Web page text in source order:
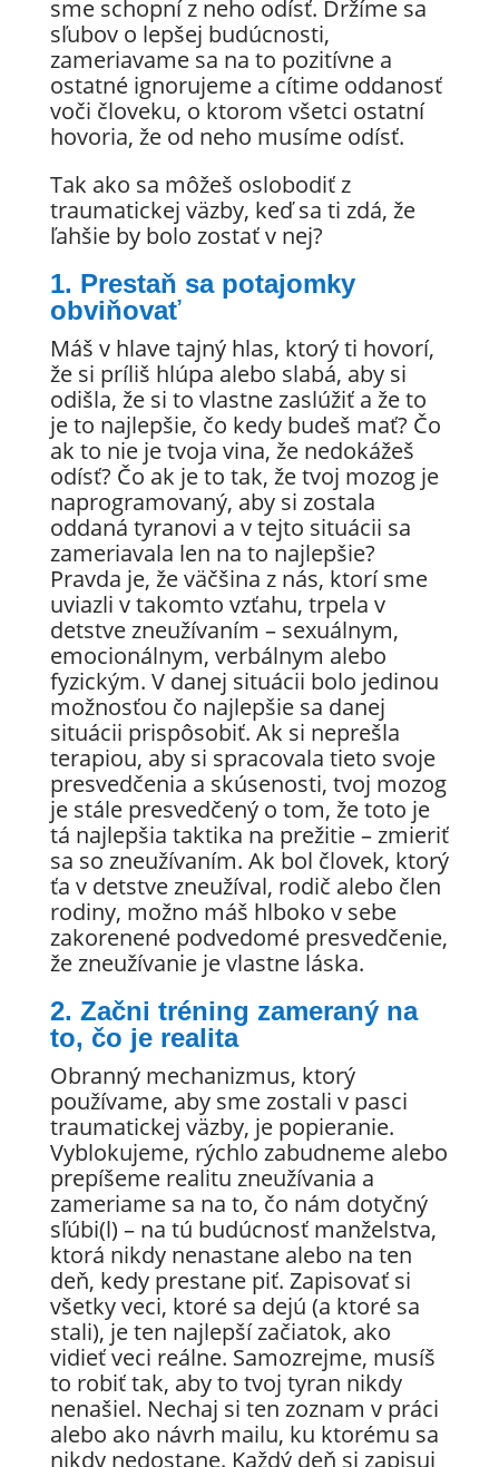
sme schopní z neho odísť. Držíme sa
sľubov o lepšej budúcnosti,
zameriavame sa na to pozitívne a
ostatné ignorujeme a cítime oddanosť
voči človeku, o ktorom všetci ostatní
hovoria, že od neho musíme odísť.
Tak ako sa môžeš oslobodiť z
traumatickej väzby, keď sa ti zdá, že
ľahšie by bolo zostať v nej?
1. Prestaň sa potajomky
obviňovať
Máš v hlave tajný hlas, ktorý ti hovorí,
že si príliš hlúpa alebo slabá, aby si
odišla, že si to vlastne zaslúžiť a že to
je to najlepšie, čo kedy budeš mať? Čo
ak to nie je tvoja vina, že nedokážeš
odísť? Čo ak je to tak, že tvoj mozog je
naprogramovaný, aby si zostala
oddaná tyranovi a v tejto situácii sa
zameriavala len na to najlepšie?
Pravda je, že väčšina z nás, ktorí sme
uviazli v takomto vzťahu, trpela v
detstve zneužívaním – sexuálnym,
emocionálnym, verbálnym alebo
fyzickým. V danej situácii bolo jedinou
možnosťou čo najlepšie sa danej
situácii prispôsobiť. Ak si neprešla
terapiou, aby si spracovala tieto svoje
presvedčenia a skúsenosti, tvoj mozog
je stále presvedčený o tom, že toto je
tá najlepšia taktika na prežitie – zmieriť
sa so zneužívaním. Ak bol človek, ktorý
ťa v detstve zneužíval, rodič alebo člen
rodiny, možno máš hlboko v sebe
zakorenené podvedomé presvedčenie,
že zneužívanie je vlastne láska.
2. Začni tréning zameraný na
to, čo je realita
Obranný mechanizmus, ktorý
používame, aby sme zostali v pasci
traumatickej väzby, je popieranie.
Vyblokujeme, rýchlo zabudneme alebo
prepíšeme realitu zneužívania a
zameriame sa na to, čo nám dotyčný
sľúbi(l) – na tú budúcnosť manželstva,
ktorá nikdy nenastane alebo na ten
deň, kedy prestane piť. Zapisovať si
všetky veci, ktoré sa dejú (a ktoré sa
stali), je ten najlepší začiatok, ako
vidieť veci reálne. Samozrejme, musíš
to robiť tak, aby to tvoj tyran nikdy
nenašiel. Nechaj si ten zoznam v práci
alebo ako návrh mailu, ku ktorému sa
nikdy nedostane. Každý deň si zapisuj